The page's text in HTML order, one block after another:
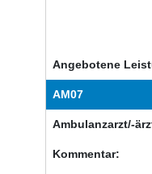
Angebotene
AM07
Ambulanzarzt/-
Kommentar: